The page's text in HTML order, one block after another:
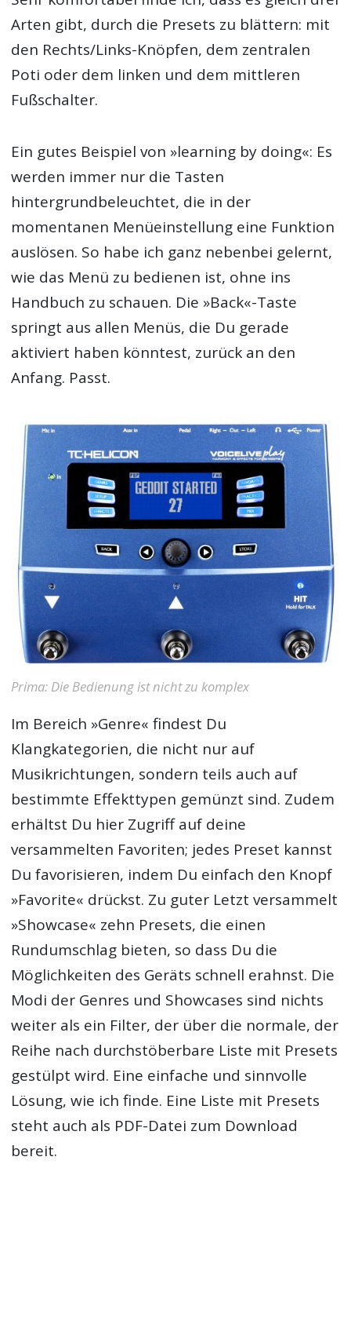
Arten gibt, durch die Presets zu blättern: mit
den Rechts/Links-Knöpfen, dem zentralen
Poti oder dem linken und dem mittleren
Fußschalter.
Ein gutes Beispiel von »learning by doing«: Es
werden immer nur die Tasten
hintergrundbeleuchtet, die in der
momentanen Menüeinstellung eine Funktion
auslösen. So habe ich ganz nebenbei gelernt,
wie das Menü zu bedienen ist, ohne ins
Handbuch zu schauen. Die »Back«-Taste
springt aus allen Menüs, die Du gerade
aktiviert haben könntest, zurück an den
Anfang. Passt.
Prima: Die Bedienung ist nicht zu komplex
Im Bereich »Genre« findest Du
Klangkategorien, die nicht nur auf
Musikrichtungen, sondern teils auch auf
bestimmte Effekttypen gemünzt sind. Zudem
erhältst Du hier Zugriff auf deine
versammelten Favoriten; jedes Preset kannst
Du favorisieren, indem Du einfach den Knopf
»Favorite« drückst. Zu guter Letzt versammelt
»Showcase« zehn Presets, die einen
Rundumschlag bieten, so dass Du die
Möglichkeiten des Geräts schnell erahnst. Die
Modi der Genres und Showcases sind nichts
weiter als ein Filter, der über die normale, der
Reihe nach durchstöberbare Liste mit Presets
gestülpt wird. Eine einfache und sinnvolle
Lösung, wie ich finde. Eine Liste mit Presets
steht auch als PDF-Datei zum Download
bereit.